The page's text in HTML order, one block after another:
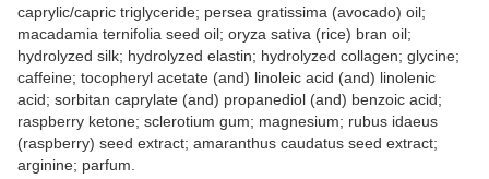
caprylic/capric triglyceride; persea gratissima (avocado) oil;
macadamia ternifolia seed oil; oryza sativa (rice) bran oil;
hydrolyzed silk; hydrolyzed elastin; hydrolyzed collagen; glycine;
caffeine; tocopheryl acetate (and) linoleic acid (and) linolenic
acid; sorbitan caprylate (and) propanediol (and) benzoic acid;
raspberry ketone; sclerotium gum; magnesium; rubus idaeus
(raspberry) seed extract; amaranthus caudatus seed extract;
arginine; parfum.